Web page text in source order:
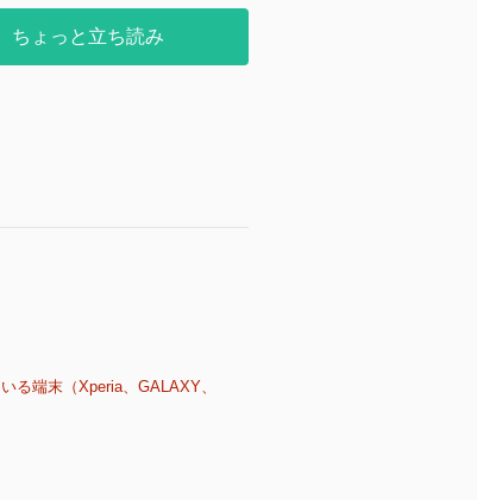
ちょっと立ち読み
る端末（Xperia、GALAXY、